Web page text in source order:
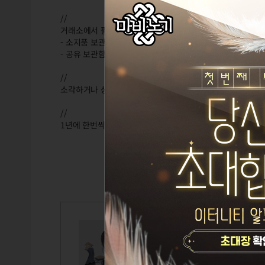
//
거래소에서 팔기도 하는데. 많이 비쌉니다. ㅇ_ㅇ;;
- 소지품 보관함 (무제한): 1500만 골드 ~ 4500만 골드??
- 공유 보관함 : 800만 골드??
//
소각하거나 상점에 파는 방법도 있습니다.
//
1년에 한번씩 이벤트 때. 소지품함 확장권 (무제한)을 주기
칡흙신
Lv.115이비